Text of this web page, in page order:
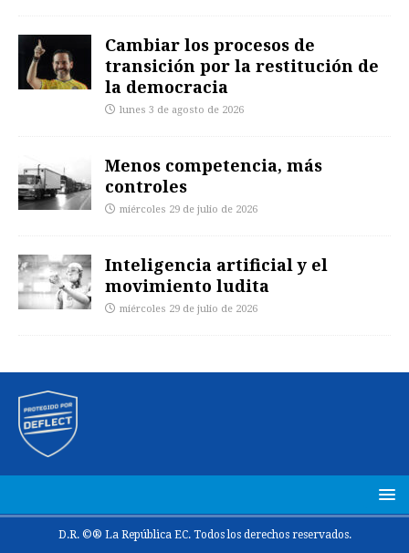
Cambiar los procesos de
transición por la restitución de
la democracia
lunes 3 de agosto de 2026
Menos competencia, más
controles
miércoles 29 de julio de 2026
Inteligencia artificial y el
movimiento ludita
miércoles 29 de julio de 2026
D.R. ©® La República EC. Todos los derechos reservados.